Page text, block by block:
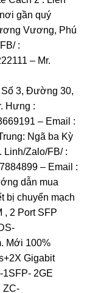
gần quý
Vương, Phú
:
– Mr.
Số 3, Đường 30,
Hưng :
– Email :
Ngã ba Kỳ
Linh/Zalo/FB/ :
– Email :
dẫn mua
bị chuyển mạch
, 2 Port SFP
Mới 100%
Gigabit
1SFP- 2GE
ZC-